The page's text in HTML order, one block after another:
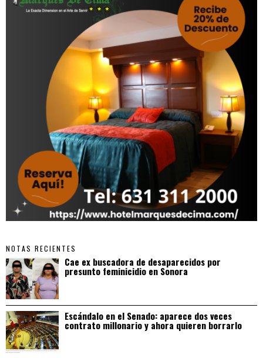
NOTAS RECIENTES
Cae ex buscadora de desaparecidos por
presunto feminicidio en Sonora
Escándalo en el Senado: aparece dos veces
contrato millonario y ahora quieren borrarlo